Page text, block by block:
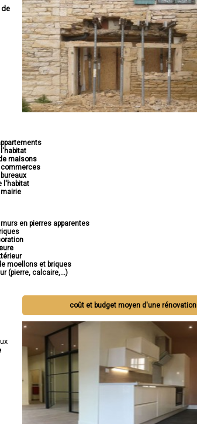
de
l'habitat
maisons
commerces
l'habitat
en pierres apparentes
moellons et briques
(pierre, calcaire,...)
coût et budget moyen d'une rénovation